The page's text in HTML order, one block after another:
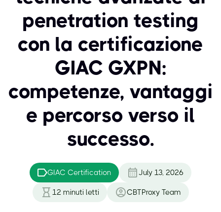
penetration testing
con la certificazione
GIAC GXPN:
competenze, vantaggi
e percorso verso il
successo.
GIAC Certification July 13, 2026
12 minuti letti CBTProxy Team